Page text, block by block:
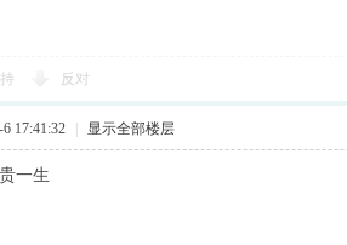
反对
17:41:32 显示全部楼层
一生